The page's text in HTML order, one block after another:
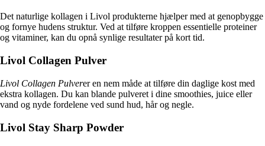
Det naturlige kollagen i Livol produkterne hjælper med at genopbygge
og fornye hudens struktur. Ved at tilføre kroppen essentielle proteiner
og vitaminer, kan du opnå synlige resultater på kort tid.
Livol Collagen Pulver
Livol Collagen Pulverer en nem måde at tilføre din daglige kost med
ekstra kollagen. Du kan blande pulveret i dine smoothies, juice eller
vand og nyde fordelene ved sund hud, hår og negle.
Livol Stay Sharp Powder